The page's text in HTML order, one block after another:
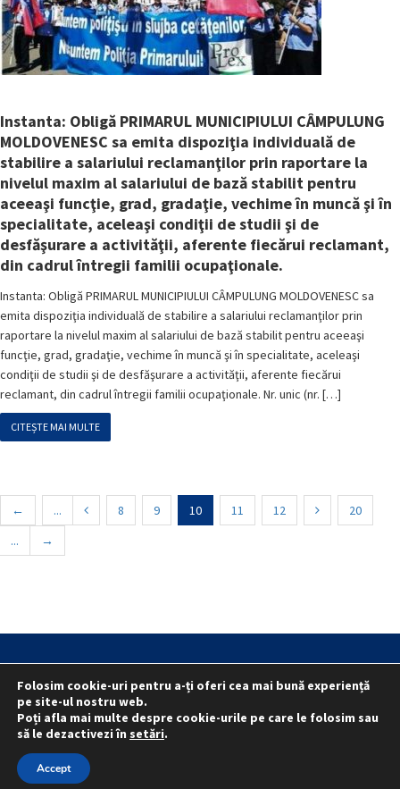
Instanta: Obligă PRIMARUL MUNICIPIULUI CÂMPULUNG
MOLDOVENESC sa emita dispoziţia individuală de
stabilire a salariului reclamanţilor prin raportare la
nivelul maxim al salariului de bază stabilit pentru
aceeaşi funcţie, grad, gradaţie, vechime în muncă şi în
specialitate, aceleaşi condiţii de studii şi de
desfăşurare a activităţii, aferente fiecărui reclamant,
din cadrul întregii familii ocupaţionale.
Instanta: Obligă PRIMARUL MUNICIPIULUI CÂMPULUNG MOLDOVENESC sa
emita dispoziţia individuală de stabilire a salariului reclamanţilor prin
raportare la nivelul maxim al salariului de bază stabilit pentru aceeaşi
funcţie, grad, gradaţie, vechime în muncă şi în specialitate, aceleaşi
condiţii de studii şi de desfăşurare a activităţii, aferente fiecărui
reclamant, din cadrul întregii familii ocupaţionale. Nr. unic (nr. […]
CITEȘTE MAI MULTE
← ... 8 9 10 11 12
20
...
→
Statut
Reprezentativitate M.A.I.
Reprezentativitate I.G.P.R. și I.P.J.-uri
Politica folosirii cookie-urilor
Politica de confidențialitate
Folosim cookie-uri pentru a-ți oferi cea mai bună experiență
pe site-ul nostru web.
Poți afla mai multe despre cookie-urile pe care le folosim sau
să le dezactivezi în setări.
Accept